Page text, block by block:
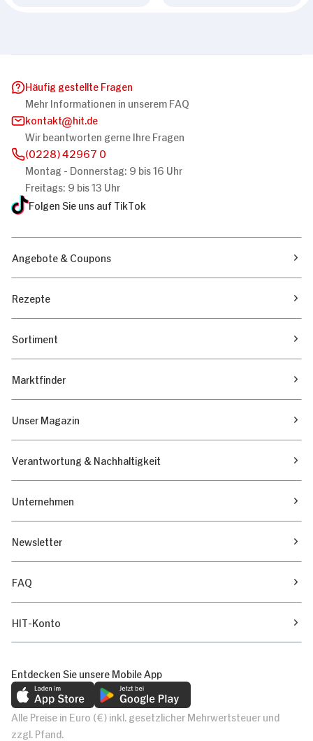
Häufig gestellte Fragen
Mehr Informationen in unserem FAQ
kontakt
hit.de
Wir beantworten gerne Ihre Fragen
(0228) 42967 0
Montag - Donnerstag: 9 bis 16 Uhr
Freitags: 9 bis 13 Uhr
Folgen Sie uns auf TikTok
Angebote & Coupons
Rezepte
Sortiment
Marktfinder
Unser Magazin
Verantwortung & Nachhaltigkeit
Unternehmen
Newsletter
FAQ
HIT-Konto
Entdecken Sie unsere Mobile App
Alle Preise in Euro (€) inkl. gesetzlicher Mehrwertsteuer und
zzgl. Pfand.